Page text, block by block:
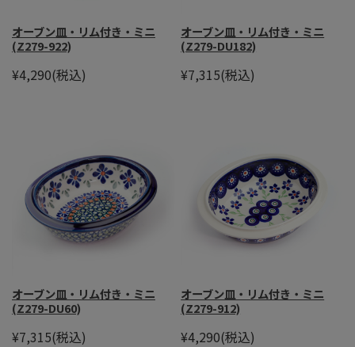
オーブン皿・リム付き・ミニ
(Z279-922)
¥4,290(税込)
オーブン皿・リム付き・ミニ
(Z279-DU182)
¥7,315(税込)
オーブン皿・リム付き・ミニ
(Z279-DU60)
¥7,315(税込)
オーブン皿・リム付き・ミニ
(Z279-912)
¥4,290(税込)